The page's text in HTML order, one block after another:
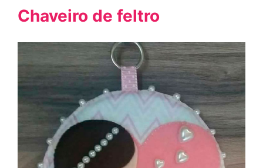
Chaveiro de feltro